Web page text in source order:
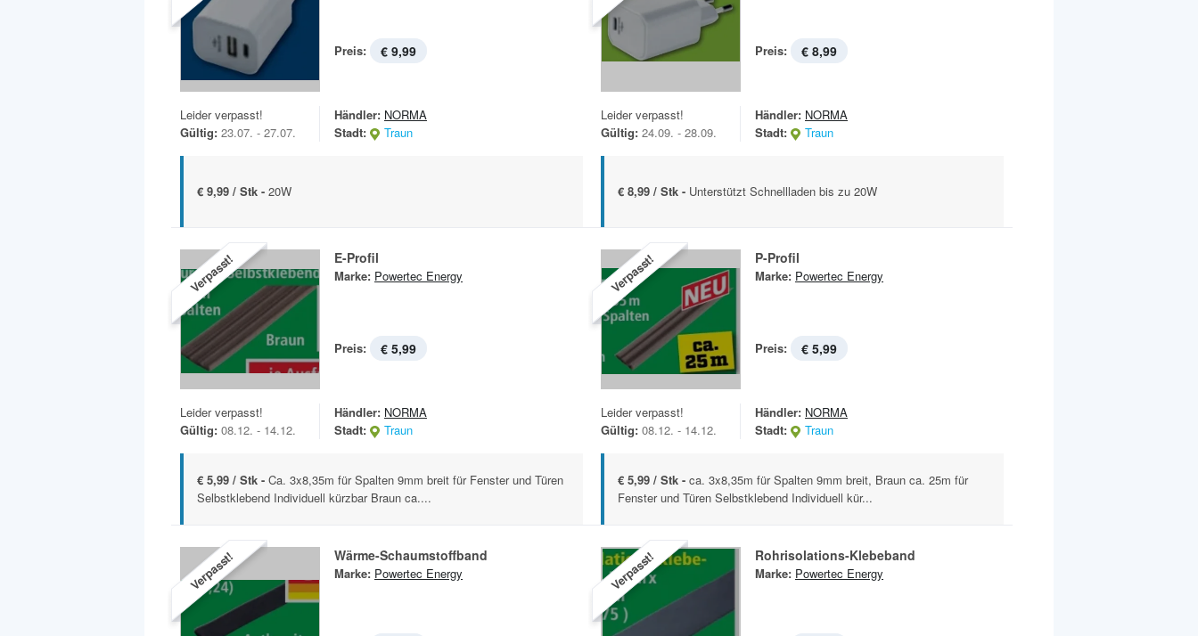
Preis: € 9,99
Leider verpasst!
Gültig: 23.07. - 27.07.
Händler: NORMA
Stadt:
Traun
€ 9,99 / Stk - 20W
Preis: € 8,99
Leider verpasst!
Gültig: 24.09. - 28.09.
Händler: NORMA
Stadt:
Traun
€ 8,99 / Stk - Unterstützt Schnellladen bis zu 20W
Verpasst! E-Profil
Marke: Powertec Energy
Preis: € 5,99
Leider verpasst!
Gültig: 08.12. - 14.12.
Händler: NORMA
Stadt:
Traun
€ 5,99 / Stk - Ca. 3x8,35m für Spalten 9mm breit für Fenster und Türen
Selbstklebend Individuell kürzbar Braun ca....
Verpasst! P-Profil
Marke: Powertec Energy
Preis: € 5,99
Leider verpasst!
Gültig: 08.12. - 14.12.
Händler: NORMA
Stadt:
Traun
€ 5,99 / Stk - ca. 3x8,35m für Spalten 9mm breit, Braun ca. 25m für
Fenster und Türen Selbstklebend Individuell kür...
Verpasst! Wärme-Schaumstoffband
Marke: Powertec Energy Verpasst! Rohrisolations-Klebeband
Marke: Powertec Energy